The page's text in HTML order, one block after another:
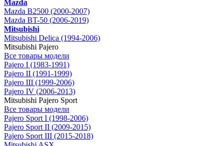
Mazda
Mazda B2500 (2000-2007)
Mazda BT-50 (2006-2019)
Mitsubishi
Mitsubishi Delica (1994-2006)
Mitsubishi Pajero
Все товары модели
Pajero I (1983-1991)
Pajero II (1991-1999)
Pajero III (1999-2006)
Pajero IV (2006-2013)
Mitsubishi Pajero Sport
Все товары модели
Pajero Sport I (1998-2006)
Pajero Sport II (2009-2015)
Pajero Sport III (2015-2018)